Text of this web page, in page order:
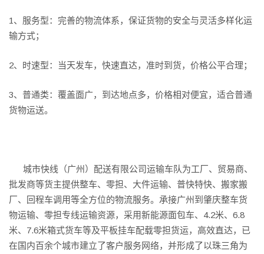
1、服务型：完善的物流体系，保证货物的安全与灵活多样化运
输方式；
2、时速型：当天发车，快速直达，准时到货，价格公平合理；
3、普通类：覆盖面广，到达地点多，价格相对便宜，适合普通
货物运送。
城市快线（广州）配送有限公司运输车队为工厂、贸易商、
批发商等货主提供整车、零担、大件运输、普快特快、搬家搬
厂、回程车调用等全方位的物流服务。 承接广州到肇庆整车货
物运输、零担专线运输资源，采用新能源面包车、4.2米、 6.8
米、7.6米箱式货车等及平板挂车配载零担货运，高效直达，已
在国内百余个城市建立了客户服务网络，并形成了以珠三角为